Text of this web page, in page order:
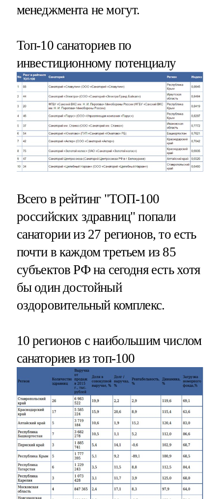
менеджмента не могут.
Топ-10 санаториев по
инвестиционному потенциалу
Всего в рейтинг "ТОП-100
российских здравниц" попали
санатории из 27 регионов, то есть
почти в каждом третьем из 85
субъектов РФ на сегодня есть хотя
бы один достойный
оздоровительный комплекс.
10 регионов с наибольшим числом
санаториев из топ-100